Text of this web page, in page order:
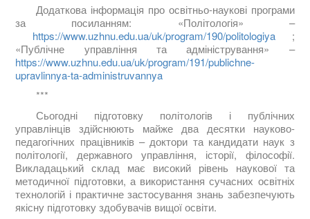
Додаткова інформація про освітньо-наукові програми
за посиланням: «Політологія» –
https://www.uzhnu.edu.ua/uk/program/190/politologiya;
«Публічне управління та адміністрування» –
https://www.uzhnu.edu.ua/uk/program/191/publichne-
upravlinnya-ta-administruvannya
***
Сьогодні підготовку політологів і публічних
управлінців здійснюють майже два десятки науково-
педагогічних працівників – доктори та кандидати наук з
політології, державного управління, історії, філософії.
Викладацький склад має високий рівень наукової та
методичної підготовки, а використання сучасних освітніх
технологій і практичне застосування знань забезпечують
якісну підготовку здобувачів вищої освіти.